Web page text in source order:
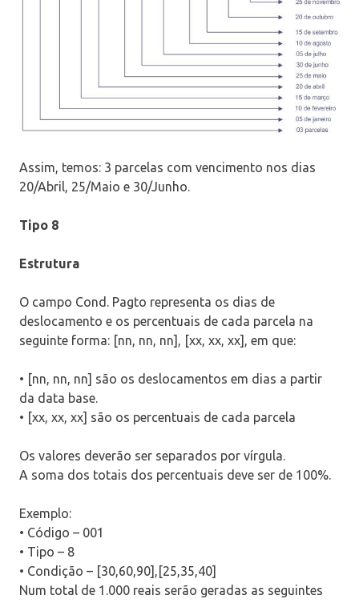
Assim, temos: 3 parcelas com vencimento nos dias
20/Abril, 25/Maio e 30/Junho.
Tipo 8
Estrutura
O campo Cond. Pagto representa os dias de
deslocamento e os percentuais de cada parcela na
seguinte forma: [nn, nn, nn], [xx, xx, xx], em que:
• [nn, nn, nn] são os deslocamentos em dias a partir
da data base.
• [xx, xx, xx] são os percentuais de cada parcela
Os valores deverão ser separados por vírgula.
A soma dos totais dos percentuais deve ser de 100%.
Exemplo:
• Código – 001
• Tipo – 8
• Condição – [30,60,90],[25,35,40]
Num total de 1.000 reais serão geradas as seguintes